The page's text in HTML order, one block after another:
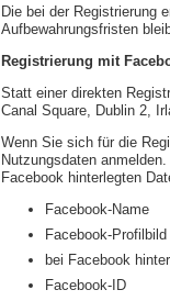
Die bei der Registrierung
Aufbewahrungsfristen
Registrierung mit
Statt einer direkten
Canal Square, Dublin 2,
Wenn Sie sich für die
Nutzungsdaten
Facebook hinterlegten
Facebook-Name
Facebook-Profilbild
bei Facebook
Facebook-ID